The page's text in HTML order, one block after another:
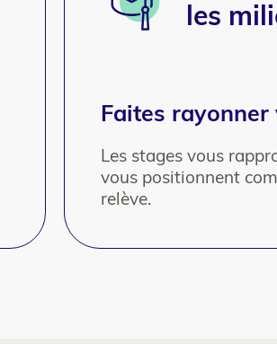
les
Faites
Les stages vous
vous positionnent
relève.